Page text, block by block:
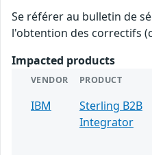
Se référer au bulletin de
l'obtention des correctifs
Impacted products
VENDOR PRODUCT
IBM
Sterling B2B
Integrator